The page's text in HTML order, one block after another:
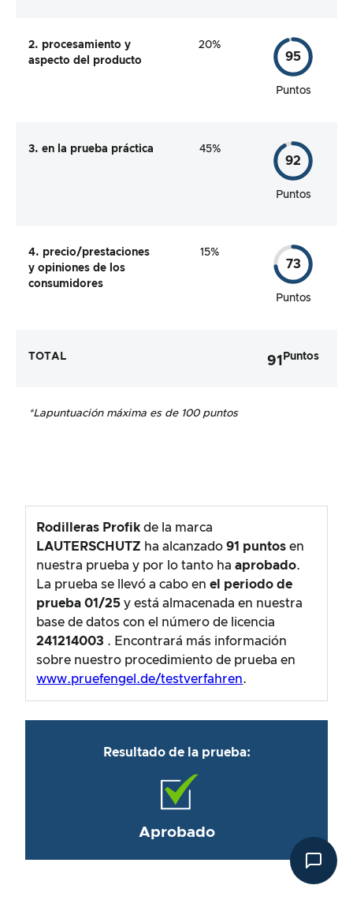
2. procesamiento y
aspecto del producto
20%
95
Puntos
3. en la prueba práctica 45%
92
Puntos
4. precio/prestaciones
y opiniones de los
consumidores
15%
73
Puntos
TOTAL 91 Puntos
*Lapuntuación máxima es de 100 puntos
Rodilleras Profik de la marca
LAUTERSCHUTZ ha alcanzado 91 puntos en
nuestra prueba y por lo tanto haaprobado.
La prueba se llevó a cabo enel periodo de
prueba 01/25 y está almacenada en nuestra
base de datos con el número de licencia
241214003 . Encontrará más información
sobre nuestro procedimiento de prueba en
www.pruefengel.de/testverfahren.
Resultado de la prueba:
Aprobado